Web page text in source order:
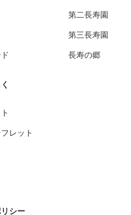
第二長寿園
第三長寿園
長寿の郷
レット
シー